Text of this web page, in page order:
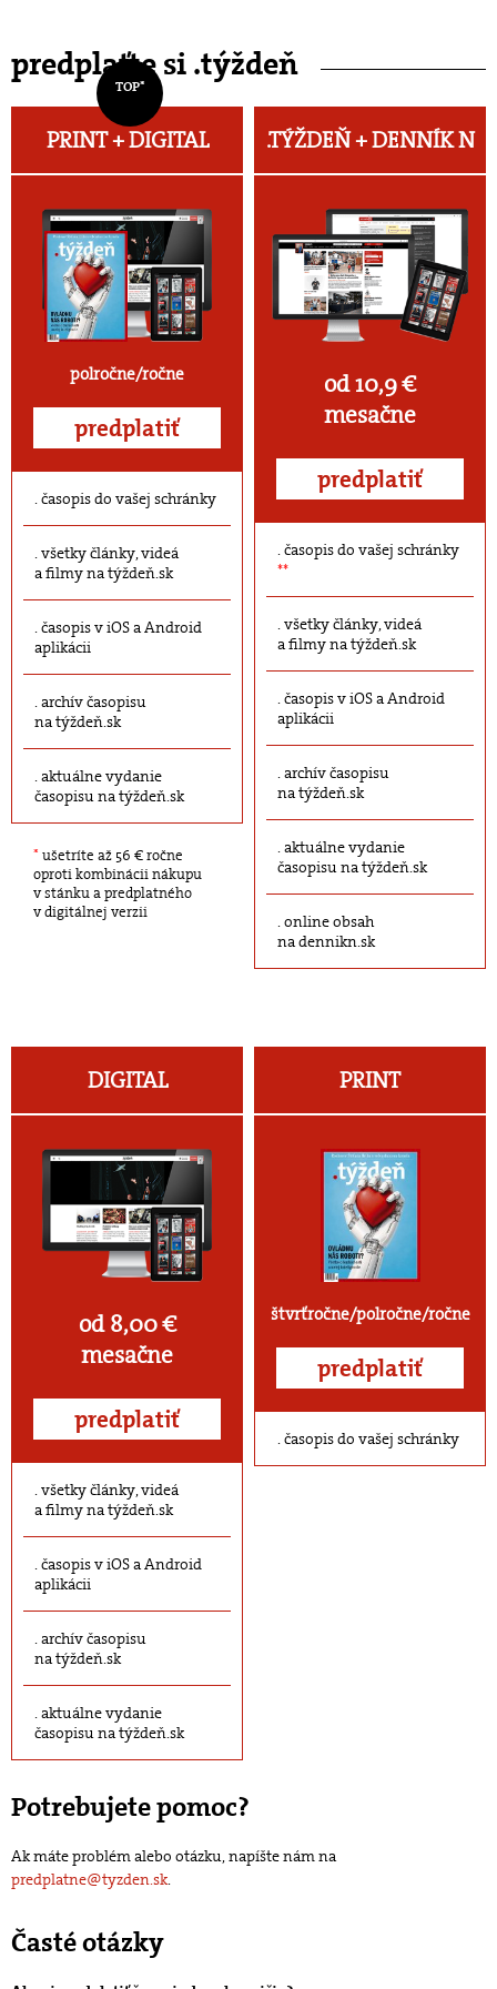
predplaťte si .týždeň
TOP*
PRINT + DIGITAL
polročne/ročne
predplatiť
časopis do vašej schránky
všetky články, videá
a filmy na týždeň.sk
časopis v iOS a Android
aplikácii
archív časopisu
na týždeň.sk
aktuálne vydanie
časopisu na týždeň.sk
* ušetríte až 56 € ročne
oproti kombinácii nákupu
v stánku a predplatného
v digitálnej verzii
.TÝŽDEŇ +DENNÍK N
od 10,9 €
mesačne
predplatiť
časopis do vašej schránky
**
všetky články, videá
a filmy na týždeň.sk
časopis v iOS a Android
aplikácii
archív časopisu
na týždeň.sk
aktuálne vydanie
časopisu na týždeň.sk
online obsah
na dennikn.sk
DIGITAL
od 8,00 €
mesačne
predplatiť
všetky články, videá
a filmy na týždeň.sk
časopis v iOS a Android
aplikácii
archív časopisu
na týždeň.sk
aktuálne vydanie
časopisu na týždeň.sk
PRINT
štvrťročne/polročne/ročne
predplatiť
časopis do vašej schránky
Potrebujete pomoc?
Ak máte problém alebo otázku, napíšte nám na
predplatne@tyzden.sk.
Časté otázky